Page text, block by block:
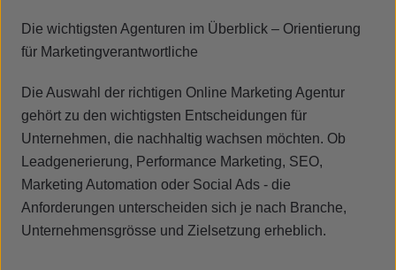
Die wichtigsten Agenturen im Überblick – Orientierung
für Marketingverantwortliche
Die Auswahl der richtigen Online Marketing Agentur
gehört zu den wichtigsten Entscheidungen für
Unternehmen, die nachhaltig wachsen möchten. Ob
Leadgenerierung, Performance Marketing, SEO,
Marketing Automation oder Social Ads - die
Anforderungen unterscheiden sich je nach Branche,
Unternehmensgrösse und Zielsetzung erheblich.